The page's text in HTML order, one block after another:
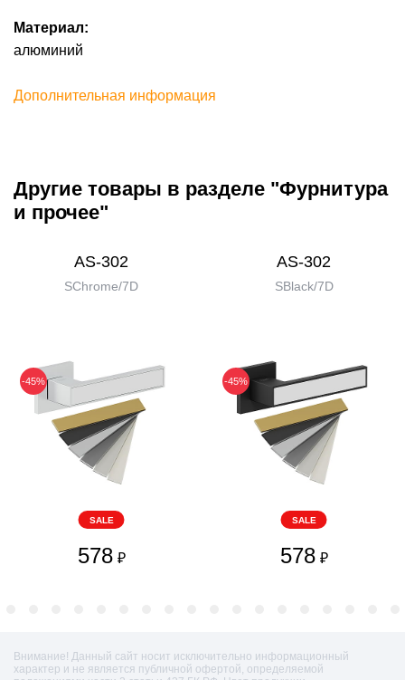
Материал:
алюминий
Дополнительная информация
Другие товары в разделе "Фурнитура
и прочее"
AS-302
SChrome/7D
-45%
SALE
578 ₽
AS-302
SBlack/7D
-45%
SALE
578 ₽
Внимание! Данный сайт носит исключительно информационный
характер и не является публичной офертой, определяемой